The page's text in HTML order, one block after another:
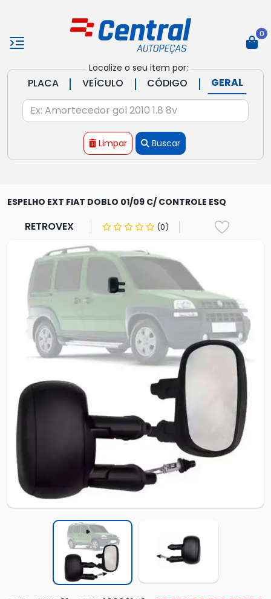
Localize o seu item por:
PLACA | VEÍCULO | CÓDIGO | GERAL
Limpar Buscar
0
ESPELHO EXT FIAT DOBLO 01/09 C/ CONTROLE ESQ
RETROVEX (0)